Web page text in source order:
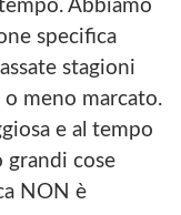
Abbiamo
specifica
stagioni
meno marcato.
e al tempo
grandi cose
NON è